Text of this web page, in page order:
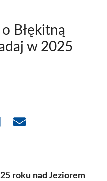
Błękitną
w 2025
Share
roku nad Jeziorem